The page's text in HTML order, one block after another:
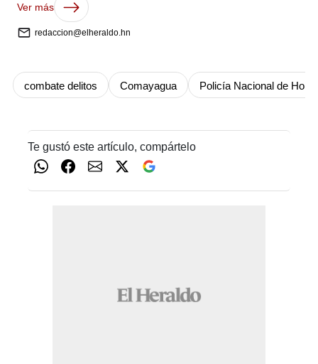
Ver más
redaccion@elheraldo.hn
combate delitos Comayagua Policía Nacional de
Te gustó este artículo, compártelo